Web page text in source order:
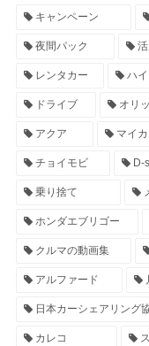
キャンペーン
夜間パック
レンタカー ハイ
ドライブ オリ
アクア マイ
チョイモビ D-
乗り捨て
ホンダエブリゴー
クルマの動画集
アルファード
日本カーシェアリング
カレコ